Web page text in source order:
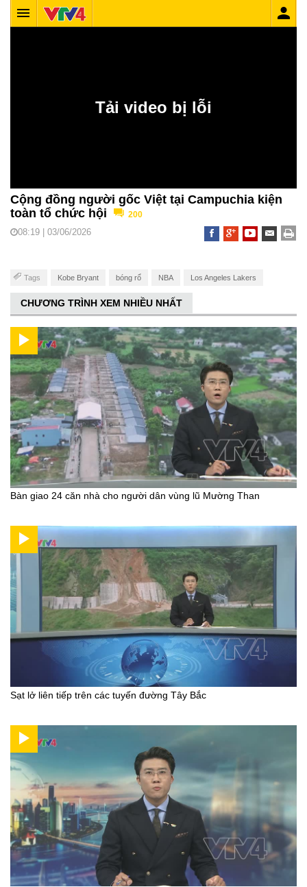
Cộng đồng người gốc Việt tại Campuchia kiện
toàn tổ chức hội
200
08:19 | 03/06/2026
Tags Kobe Bryant bóng rổ NBA Los Angeles Lakers
CHƯƠNG TRÌNH XEM NHIỀU NHẤT
Bàn giao 24 căn nhà cho người dân vùng lũ Mường Than
Sạt lở liên tiếp trên các tuyến đường Tây Bắc